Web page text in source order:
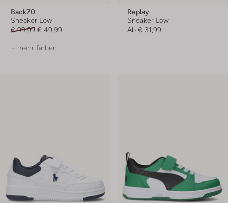
Back70
Sneaker Low
€ 99,99 € 49,99
+ mehr farben
Replay
Sneaker Low
Ab € 31,99